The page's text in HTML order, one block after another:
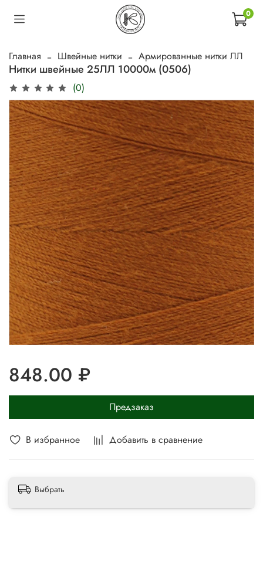
0
Главная Швейные нитки Армированные нитки ЛЛ
Нитки швейные 25ЛЛ 10000м (0506)
(0)
В избранное Добавить в сравнение
848.00 ₽
Предзаказ
Выбрать